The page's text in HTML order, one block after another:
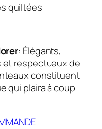
quiltées
: Élégants,
respectueux de
constituent
qui plaira à coup